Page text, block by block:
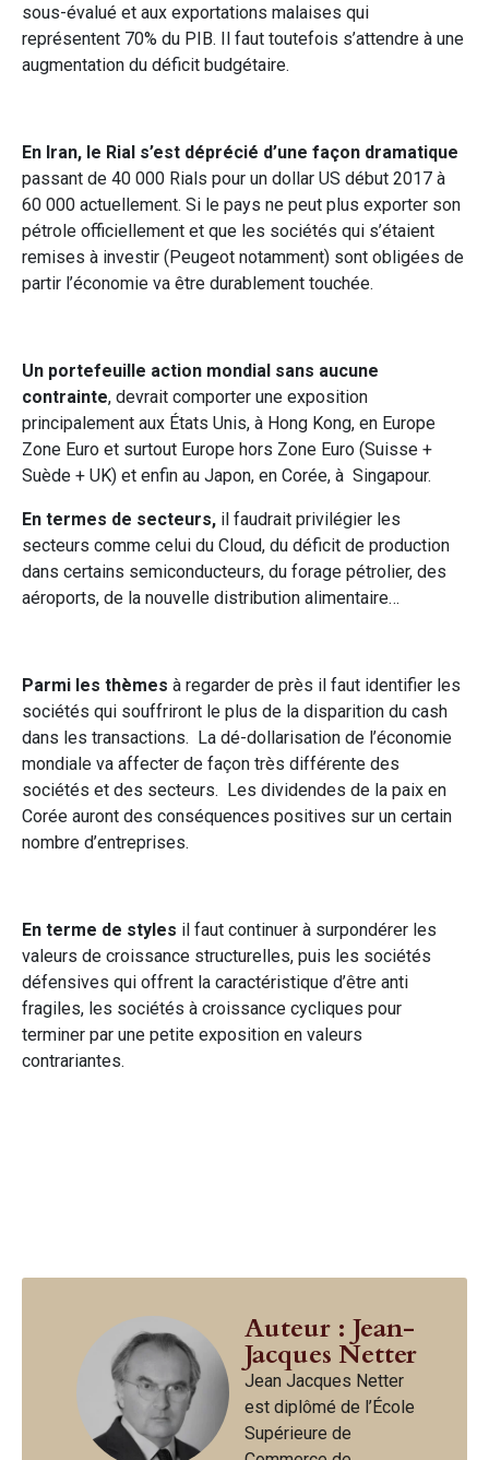
sous-évalué et aux exportations malaises qui
représentent 70% du PIB. Il faut toutefois s’attendre à une
augmentation du déficit budgétaire.
En Iran, le Rial s’est déprécié d’une façon dramatique
passant de 40 000 Rials pour un dollar US début 2017 à
60 000 actuellement. Si le pays ne peut plus exporter son
pétrole officiellement et que les sociétés qui s’étaient
remises à investir (Peugeot notamment) sont obligées de
partir l’économie va être durablement touchée.
Un portefeuille action mondial sans aucune
contrainte, devrait comporter une exposition
principalement aux États Unis, à Hong Kong, en Europe
Zone Euro et surtout Europe hors Zone Euro (Suisse +
Suède + UK) et enfin au Japon, en Corée, à Singapour.
En termes de secteurs, il faudrait privilégier les
secteurs comme celui du Cloud, du déficit de production
dans certains semiconducteurs, du forage pétrolier, des
aéroports, de la nouvelle distribution alimentaire…
Parmi les thèmes à regarder de près il faut identifier les
sociétés qui souffriront le plus de la disparition du cash
dans les transactions. La dé-dollarisation de l’économie
mondiale va affecter de façon très différente des
sociétés et des secteurs. Les dividendes de la paix en
Corée auront des conséquences positives sur un certain
nombre d’entreprises.
En terme de styles il faut continuer à surpondérer les
valeurs de croissance structurelles, puis les sociétés
défensives qui offrent la caractéristique d’être anti
fragiles, les sociétés à croissance cycliques pour
terminer par une petite exposition en valeurs
contrariantes.
Auteur : Jean-
Jacques Netter
Jean Jacques Netter
est diplômé de l’École
Supérieure de